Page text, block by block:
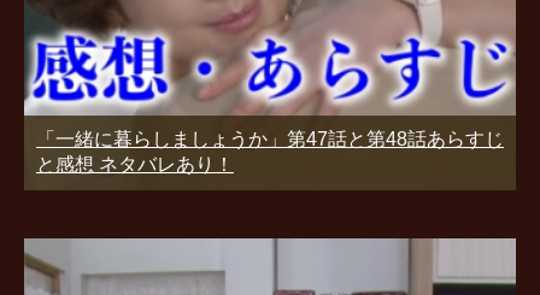
「一緒に暮らしましょうか」第47話と第48話あらすじ
と感想 ネタバレあり！